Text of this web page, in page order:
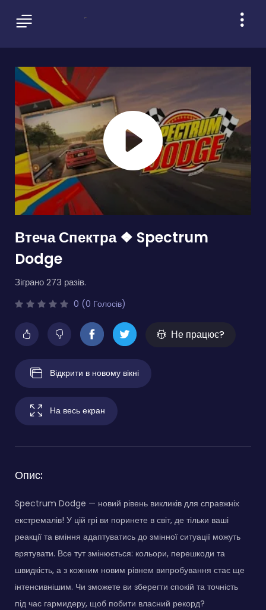
Втеча Спектра ❖ Spectrum
Dodge
Зіграно 273 разів.
0 (0 Голосів)
Не працює?
Відкрити в новому вікні
На весь екран
Опис:
Spectrum Dodge — новий рівень викликів для справжніх
екстремалів! У цій грі ви поринете в світ, де тільки ваші
реакції та вміння адаптуватись до змінної ситуації можуть
врятувати. Все тут змінюється: кольори, перешкоди та
швидкість, а з кожним новим рівнем випробування стає ще
інтенсивнішим. Чи зможете ви зберегти спокій та точність
під час гармидеру, щоб побити власний рекорд?